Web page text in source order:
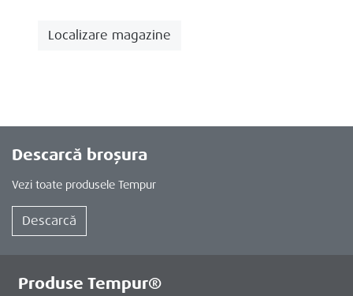
Localizare magazine
Descarcă broșura
Vezi toate produsele Tempur
Descarcă
Produse Tempur®